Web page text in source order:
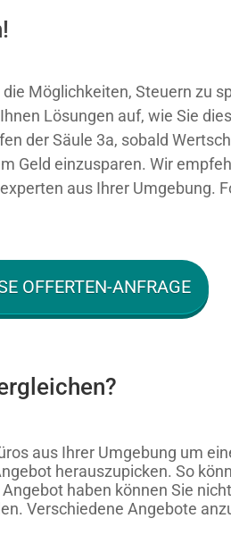
Möglichkeiten, Steuern zu
Lösungen auf, wie Sie
der Säule 3a, sobald
Geld einzusparen. Wir
aus Ihrer Umgebung.
OFFERTEN-ANFRAGE
aus Ihrer Umgebung um
herauszupicken. So
haben können Sie
Verschiedene Angebote